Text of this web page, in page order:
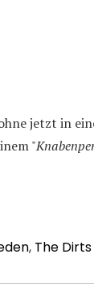
jetzt in
"
, The Dirts